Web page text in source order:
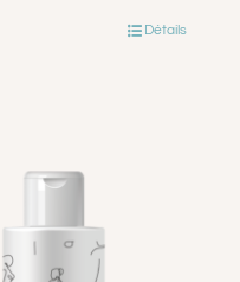
Détails